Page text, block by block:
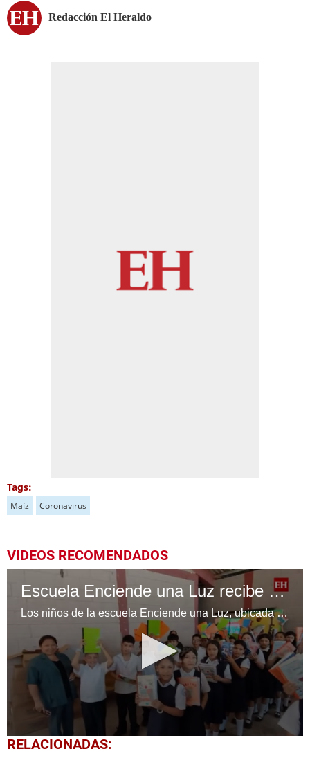
Redacción El Heraldo
Tags:
Maíz Coronavirus
VIDEOS RECOMENDADOS
Escuela Enciende una Luz recibe cuadernos Quick, gracias a la Maratón del Saber
Los niños de la escuela Enciende una Luz, ubicada en la colonia Altos de Santa Rosa, al sur de Tegucigalpa, recibieron cuadernos Quick como parte de la Campaña Maratón del Saber.
0
seconds
RELACIONADAS: